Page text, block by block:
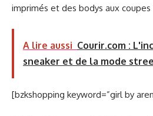
imprimés et des bodys aux
A lire aussi Courir.com :
sneaker et de la mode
[bzkshopping keyword=”girl by